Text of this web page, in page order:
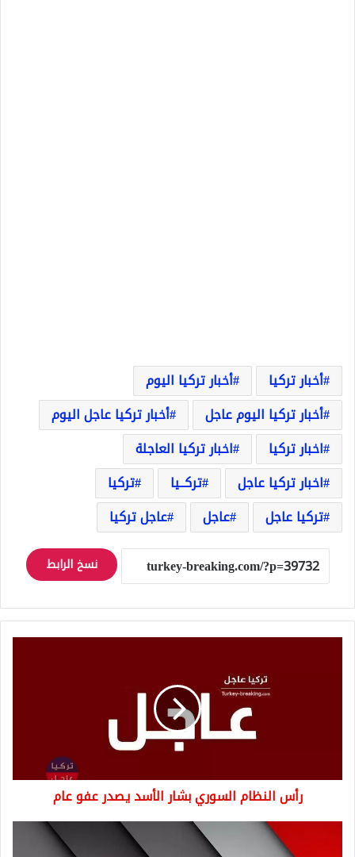
أخبار تركيا
أخبار تركيا اليوم
أخبار تركيا اليوم عاجل
أخبار تركيا عاجل اليوم
اخبار تركيا
اخبار تركيا العاجلة
اخبار تركيا عاجل
تركــيا
تركيا
تركيا عاجل
عاجل عاجل تركيا
نسخ الرابط
رأس النظام السوري بشار الأسد يصدر عفو عام